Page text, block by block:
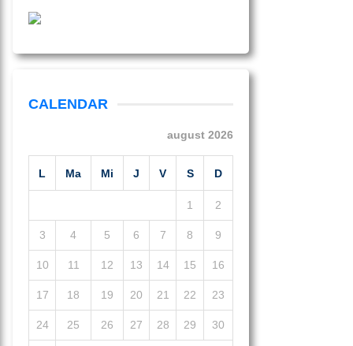
CALENDAR
august 2026
L Ma Mi J V S D
1 2
3 4 5 6 7 8 9
10 11 12 13 14 15 16
17 18 19 20 21 22 23
24 25 26 27 28 29 30